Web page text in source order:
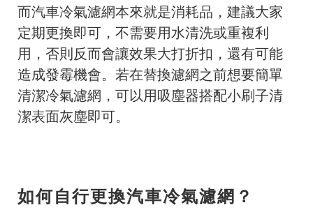
而汽車冷氣濾網本來就是消耗品，建議大家
定期更換即可，不需要用水清洗或重複利
用，否則反而會讓效果大打折扣，還有可能
造成發霉機會。 若在替換濾網之前想要簡單
清潔冷氣濾網，可以用吸塵器搭配小刷子清
潔表面灰塵即可。
如何自行更換汽車冷氣濾網？